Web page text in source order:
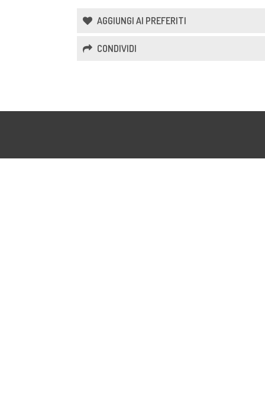
AGGIUNGI AI PREFERITI
CONDIVIDI